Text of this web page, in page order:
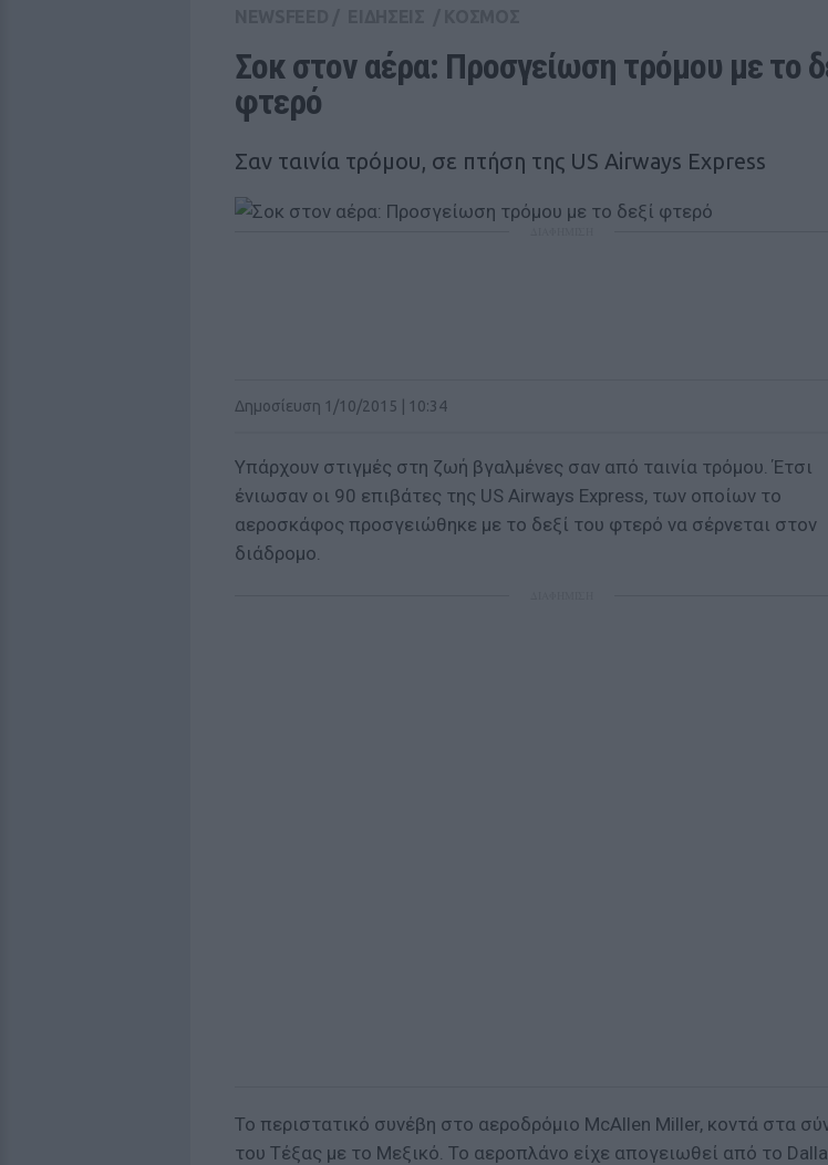
Σοκ στον αέρα: Προσγείωση τρόμου με το
φτερό
Σαν ταινία τρόμου, σε πτήση της US Airways Express
Δημοσίευση 1/10/2015 | 10:34
Υπάρχουν στιγμές στη ζωή βγαλμένες σαν από ταινία τρόμου. Έτσι
ένιωσαν οι 90 επιβάτες της US Airways Express, των οποίων το
αεροσκάφος προσγειώθηκε με το δεξί του φτερό να σέρνεται στον
διάδρομο.
Το περιστατικό συνέβη στο αεροδρόμιο McAllen Miller, κοντά στα
του Τέξας με το Μεξικό. Το αεροπλάνο είχε απογειωθεί από το